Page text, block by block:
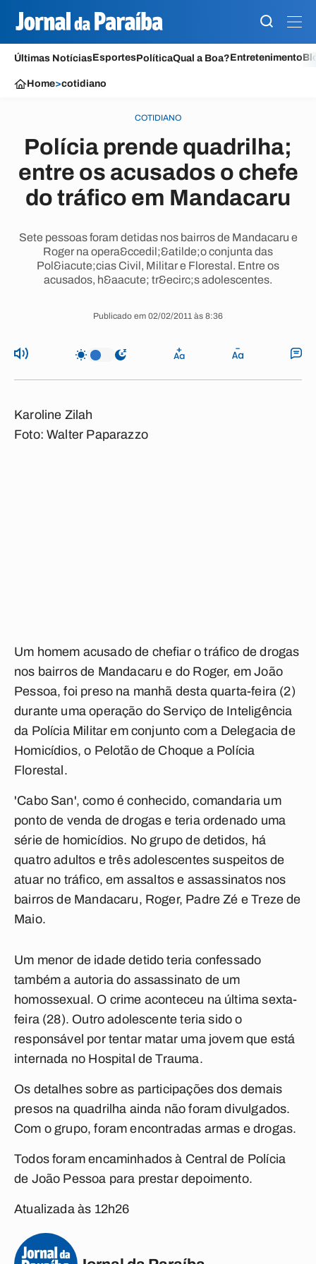
Últimas NotíciasEsportesPolíticaQual a Boa?Entretenimento
Home>cotidiano
COTIDIANO
Polícia prende quadrilha;
entre os acusados o chefe
do tráfico em Mandacaru
Sete pessoas foram detidas nos bairros de Mandacaru e
Roger na opera&ccedil;&atilde;o conjunta das
Pol&iacute;cias Civil, Militar e Florestal. Entre os
acusados, h&aacute; tr&ecirc;s adolescentes.
Publicado em 02/02/2011 às 8:36
Karoline Zilah
Foto: Walter Paparazzo
Um homem acusado de chefiar o tráfico de drogas
nos bairros de Mandacaru e do Roger, em João
Pessoa, foi preso na manhã desta quarta-feira (2)
durante uma operação do Serviço de Inteligência
da Polícia Militar em conjunto com a Delegacia de
Homicídios, o Pelotão de Choque a Polícia
Florestal.
'Cabo San', como é conhecido, comandaria um
ponto de venda de drogas e teria ordenado uma
série de homicídios. No grupo de detidos, há
quatro adultos e três adolescentes suspeitos de
atuar no tráfico, em assaltos e assassinatos nos
bairros de Mandacaru, Roger, Padre Zé e Treze de
Maio.
Um menor de idade detido teria confessado
também a autoria do assassinato de um
homossexual. O crime aconteceu na última sexta-
feira (28). Outro adolescente teria sido o
responsável por tentar matar uma jovem que está
internada no Hospital de Trauma.
Os detalhes sobre as participações dos demais
presos na quadrilha ainda não foram divulgados.
Com o grupo, foram encontradas armas e drogas.
Todos foram encaminhados à Central de Polícia
de João Pessoa para prestar depoimento.
Atualizada às 12h26